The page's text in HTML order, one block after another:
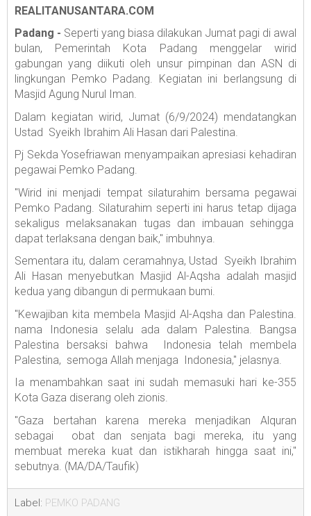
REALITANUSANTARA.COM
Padang - Seperti yang biasa dilakukan Jumat pagi di awal
bulan, Pemerintah Kota Padang menggelar wirid
gabungan yang diikuti oleh unsur pimpinan dan ASN di
lingkungan Pemko Padang. Kegiatan ini berlangsung di
Masjid Agung Nurul Iman.
Dalam kegiatan wirid, Jumat (6/9/2024) mendatangkan
Ustad Syeikh Ibrahim Ali Hasan dari Palestina.
Pj Sekda Yosefriawan menyampaikan apresiasi kehadiran
pegawai Pemko Padang.
"Wirid ini menjadi tempat silaturahim bersama pegawai
Pemko Padang. Silaturahim seperti ini harus tetap dijaga
sekaligus melaksanakan tugas dan imbauan sehingga
dapat terlaksana dengan baik," imbuhnya.
Sementara itu, dalam ceramahnya, Ustad Syeikh Ibrahim
Ali Hasan menyebutkan Masjid Al-Aqsha adalah masjid
kedua yang dibangun di permukaan bumi.
"Kewajiban kita membela Masjid Al-Aqsha dan Palestina.
nama Indonesia selalu ada dalam Palestina. Bangsa
Palestina bersaksi bahwa Indonesia telah membela
Palestina, semoga Allah menjaga Indonesia," jelasnya.
Ia menambahkan saat ini sudah memasuki hari ke-355
Kota Gaza diserang oleh zionis.
"Gaza bertahan karena mereka menjadikan Alquran
sebagai obat dan senjata bagi mereka, itu yang
membuat mereka kuat dan istikharah hingga saat ini,"
sebutnya. (MA/DA/Taufik)
Label: PEMKO PADANG